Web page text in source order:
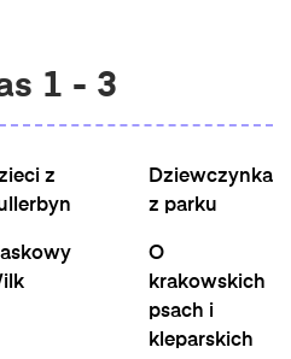
1 - 3
z
Dziewczynka
z parku
O
krakowskich
psach i
kleparskich